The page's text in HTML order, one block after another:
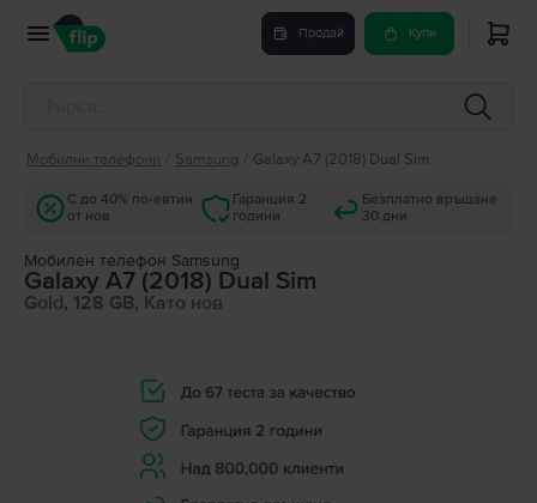
Продай Купи
Мобилни телефони Samsung Galaxy A7 (2018) Dual Sim
С до 40% по-евтин
от нов
Гаранция 2
години
Безплатно връщане
30 дни
Мобилен телефон Samsung
Galaxy A7 (2018) Dual Sim
Gold, 128 GB, Като нов